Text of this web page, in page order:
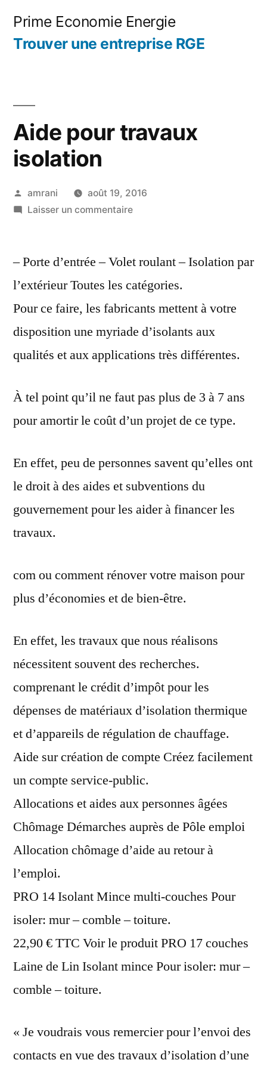
Prime Economie Energie
Trouver une entreprise RGE
Aide pour travaux
isolation
Publié
par
amrani
août 19, 2016
Laisser un commentairesur
travaux
– Porte d’entrée – Volet roulant – Isolation par
l’extérieur Toutes les catégories.
Pour ce faire, les fabricants mettent à votre
disposition une myriade d’isolants aux
qualités et aux applications très différentes.
À tel point qu’il ne faut pas plus de 3 à 7 ans
pour amortir le coût d’un projet de ce type.
En effet, peu de personnes savent qu’elles ont
le droit à des aides et subventions du
gouvernement pour les aider à financer les
travaux.
com ou comment rénover votre maison pour
plus d’économies et de bien-être.
En effet, les travaux que nous réalisons
nécessitent souvent des recherches.
comprenant le crédit d’impôt pour les
dépenses de matériaux d’isolation thermique
et d’appareils de régulation de chauffage.
Aide sur création de compte Créez facilement
un compte service-public.
Allocations et aides aux personnes âgées
Chômage Démarches auprès de Pôle emploi
Allocation chômage d’aide au retour à
l’emploi.
PRO 14 Isolant Mince multi-couches Pour
isoler: mur – comble – toiture.
22,90 € TTC Voir le produit PRO 17 couches
Laine de Lin Isolant mince Pour isoler: mur –
comble – toiture.
« Je voudrais vous remercier pour l’envoi des
contacts en vue des travaux d’isolation d’une